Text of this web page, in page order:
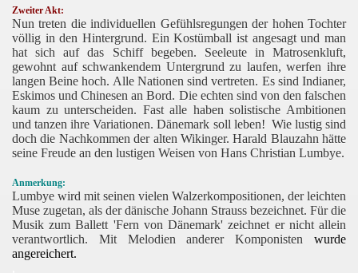
Zweiter Akt:
Nun treten die individuellen Gefühlsregungen der hohen Tochter
völlig in den Hintergrund. Ein Kostümball ist angesagt und man
hat sich auf das Schiff begeben. Seeleute in Matrosenkluft,
gewohnt auf schwankendem Untergrund zu laufen, werfen ihre
langen Beine hoch. Alle Nationen sind vertreten. Es sind Indianer,
Eskimos und Chinesen an Bord. Die echten sind von den falschen
kaum zu unterscheiden. Fast alle haben solistische Ambitionen
und tanzen ihre Variationen. Dänemark soll leben! Wie lustig sind
doch die Nachkommen der alten Wikinger. Harald Blauzahn hätte
seine Freude an den lustigen Weisen von Hans Christian Lumbye.
Anmerkung:
Lumbye wird mit seinen vielen Walzerkompositionen, der leichten
Muse zugetan, als der dänische Johann Strauss bezeichnet. Für die
Musik zum Ballett 'Fern von Dänemark' zeichnet er nicht allein
verantwortlich. Mit Melodien anderer Komponisten wurde
angereichert.